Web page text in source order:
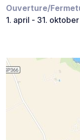
Ouverture/
1. april - 31.